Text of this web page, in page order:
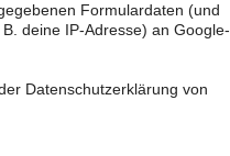
Formulardaten (und
deine IP-Adresse) an Google-
Datenschutzerklärung von